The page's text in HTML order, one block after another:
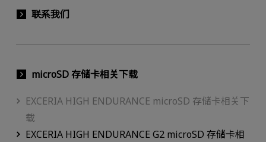
联系我们
microSD 存储卡相关下载
EXCERIA HIGH ENDURANCE microSD 存储卡相关下
载
EXCERIA HIGH ENDURANCE G2 microSD 存储卡相